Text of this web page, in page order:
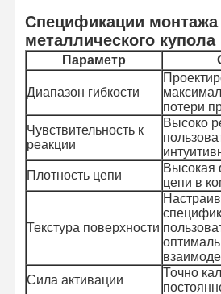
Спецификации монтажа
металлического купола
Параметр
Диапазон гибкости
потери
Чувствительность к
реакции
Высоко
Плотность цепи
Высокая
цепи в
Текстура поверхности
Сила активации
Точно